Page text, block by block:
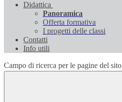
Didattica
Panoramica
Offerta formativa
I progetti delle classi
Contatti
Info utili
Campo di ricerca per le pagine del sito